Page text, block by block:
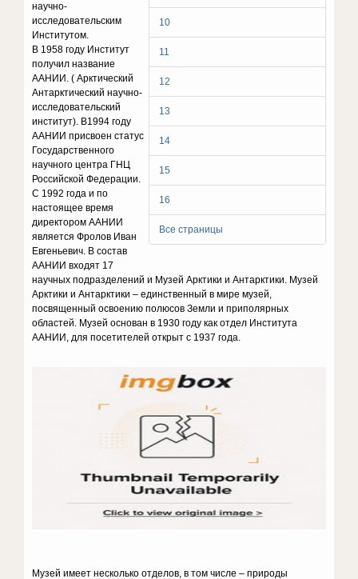
10
11
12
13
14
15
16
Все страницы
научно-
исследовательским
Институтом.
В 1958 году Институт
получил название
ААНИИ. ( Арктический
Антарктический научно-
исследовательский
институт). В1994 году
ААНИИ присвоен статус
Государственного
научного центра ГНЦ
Российской Федерации.
С 1992 года и по
настоящее время
директором ААНИИ
является Фролов Иван
Евгеньевич. В состав
ААНИИ входят 17
научных подразделений и Музей Арктики и Антарктики. Музей
Арктики и Антарктики – единственный в мире музей,
посвященный освоению полюсов Земли и приполярных
областей. Музей основан в 1930 году как отдел Института
ААНИИ, для посетителей открыт с 1937 года.
Музей имеет несколько отделов, в том числе – природы